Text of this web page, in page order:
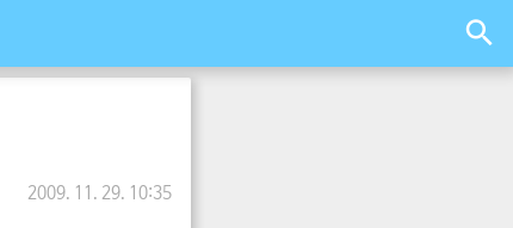
2009. 11. 29. 10:35